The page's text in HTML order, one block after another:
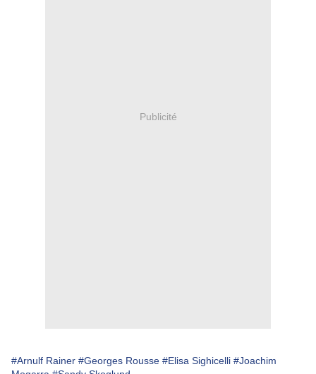
Publicité
#Arnulf Rainer #Georges Rousse #Elisa Sighicelli #Joachim